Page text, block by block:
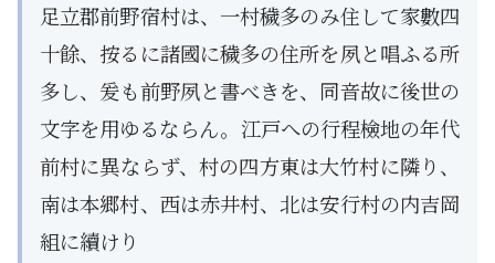
足立郡前野宿村は、一村穢多のみ住して家數四
十餘、按るに諸國に穢多の住所を夙と唱ふる所
多し、爰も前野夙と書べきを、同音故に後世の
文字を用ゆるならん。江戸への行程檢地の年代
前村に異ならず、村の四方東は大竹村に隣り、
南は本郷村、西は赤井村、北は安行村の内吉岡
組に續けり